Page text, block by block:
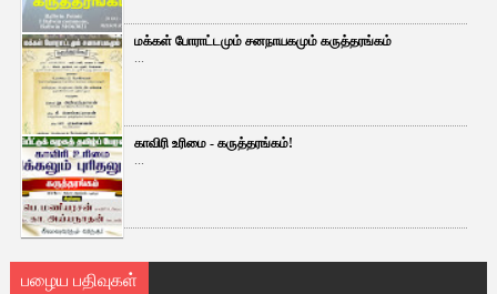
மக்கள் போராட்டமும் சனநாயகமும் கருத்தரங்கம்
...
காவிரி உரிமை - கருத்தரங்கம்!
...
பழைய பதிவுகள்